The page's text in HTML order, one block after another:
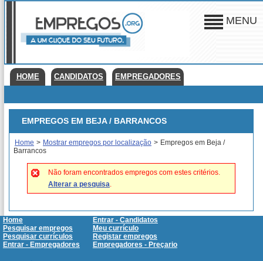
MENU
HOME CANDIDATOS EMPREGADORES
EMPREGOS EM BEJA / BARRANCOS
Home > Mostrar empregos por localização > Empregos em Beja /
Barrancos
Não foram encontrados empregos com estes critérios.
Alterar a pesquisa.
Home
Entrar - Candidatos
Pesquisar empregos
Meu currículo
Pesquisar currículos
Registar empregos
Entrar - Empregadores
Empregadores - Preçario